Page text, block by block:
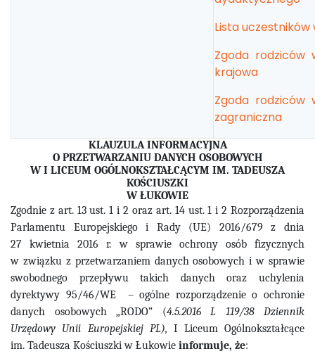
Lista uczestników
Zgoda rodziców
krajowa
Zgoda rodziców
zagraniczna
KLAUZULA INFORMACYJNA
O PRZETWARZANIU DANYCH OSOBOWYCH
W I LICEUM OGÓLNOKSZTAŁCĄCYM IM. TADEUSZA
KOŚCIUSZKI
W ŁUKOWIE
Zgodnie z art. 13 ust. 1 i 2 oraz art. 14 ust. 1 i 2 Rozporządzenia
Parlamentu Europejskiego i Rady (UE) 2016/679 z dnia
27 kwietnia 2016 r. w sprawie ochrony osób fizycznych
w związku z przetwarzaniem danych osobowych i w sprawie
swobodnego przepływu takich danych oraz uchylenia
dyrektywy 95/46/WE – ogólne rozporządzenie o ochronie
danych osobowych „RODO” (4.5.2016 L 119/38 Dziennik
Urzędowy Unii Europejskiej PL),I Liceum Ogólnokształcące
im. Tadeusza Kościuszki w Łukowie informuje, że: